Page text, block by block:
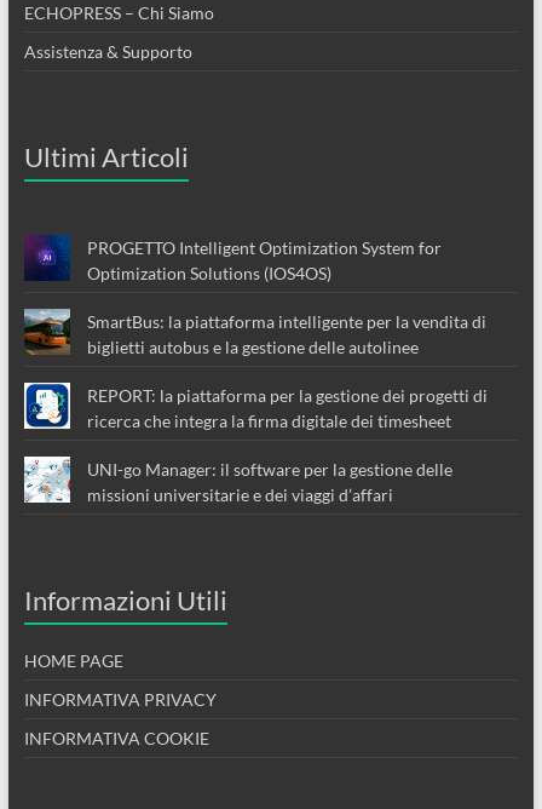
ECHOPRESS – Chi Siamo
Assistenza & Supporto
Ultimi Articoli
PROGETTO Intelligent Optimization System for
Optimization Solutions (IOS4OS)
SmartBus: la piattaforma intelligente per la vendita di
biglietti autobus e la gestione delle autolinee
REPORT: la piattaforma per la gestione dei progetti di
ricerca che integra la firma digitale dei timesheet
UNI-go Manager: il software per la gestione delle
missioni universitarie e dei viaggi d’affari
Informazioni Utili
HOME PAGE
INFORMATIVA PRIVACY
INFORMATIVA COOKIE